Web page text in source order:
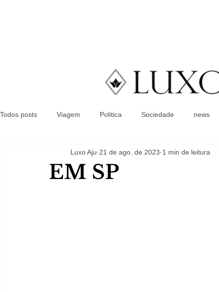
Todos posts Viagem Politica Sociedade news
EM SP
Luxo Aju 21 de ago. de 2023 1 min de leitura